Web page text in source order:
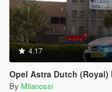
4.17
Opel Astra Dutch (Royal) Police Set |
By Milanossi